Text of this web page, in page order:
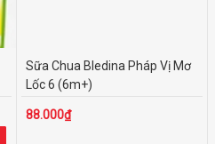
Sữa Chua Bledina Pháp Vị Mơ
Lốc 6 (6m+)
88.000₫